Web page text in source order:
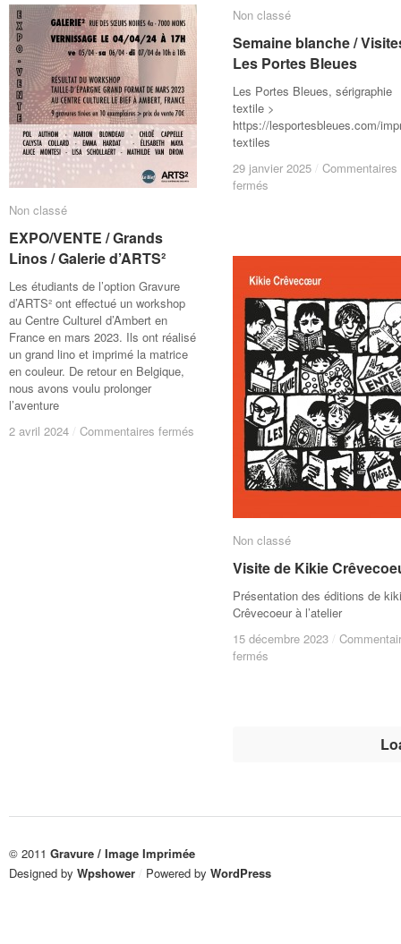
Tenue
de
Ville
Tenue
de
Ville
Non classé
Semaine blanche /
Les Portes Bleues
Les Portes Bleues, sérigraphie
textile >
https://lesportesbleues.com/
textiles
29 janvier 2025 / Commentaires
fermés
Visites
Les
Portes
Bleues
Non classé
Semaine blanche /
Portes Bleues
29 janvier 2025
Non classé
EXPO/VENTE / Grands
Linos / Galerie d’ARTS²
Les étudiants de l’option Gravure
d’ARTS² ont effectué un workshop
au Centre Culturel d’Ambert en
France en mars 2023. Ils ont réalisé
un grand lino et imprimé la matrice
en couleur. De retour en Belgique,
nous avons voulu prolonger
l’aventure
2 avril 2024 / Commentaires fermés
EXPO/VENTE
d’ARTS²
Non classé
EXPO/VENTE / Grands
Linos / Galerie d’ARTS²
2 avril 2024 / Commentaires fermés
EXPO/VENTE
d’ARTS²
Non classé
Visite de Kikie
Présentation des éditions de
Crêvecoeur à l’atelier
15 décembre 2023 /
fermés
Non classé
Visite de Kikie
15 décembre 2023 /
fermés
© 2011 Gravure / Image Imprimée
Designed by Wpshower / Powered by WordPress